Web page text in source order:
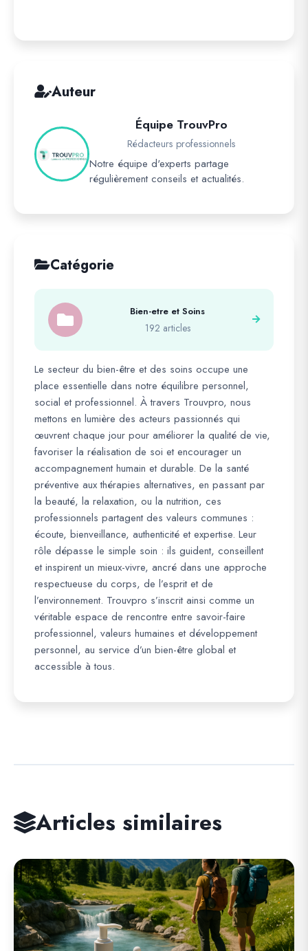
Auteur
Équipe TrouvPro
Rédacteurs professionnels
Notre équipe d'experts partage
régulièrement conseils et actualités.
Catégorie
Bien-etre et Soins
192 articles
Le secteur du bien-être et des soins occupe une
place essentielle dans notre équilibre personnel,
social et professionnel. À travers Trouvpro, nous
mettons en lumière des acteurs passionnés qui
œuvrent chaque jour pour améliorer la qualité de vie,
favoriser la réalisation de soi et encourager un
accompagnement humain et durable. De la santé
préventive aux thérapies alternatives, en passant par
la beauté, la relaxation, ou la nutrition, ces
professionnels partagent des valeurs communes :
écoute, bienveillance, authenticité et expertise. Leur
rôle dépasse le simple soin : ils guident, conseillent
et inspirent un mieux-vivre, ancré dans une approche
respectueuse du corps, de l’esprit et de
l’environnement. Trouvpro s’inscrit ainsi comme un
véritable espace de rencontre entre savoir-faire
professionnel, valeurs humaines et développement
personnel, au service d’un bien-être global et
accessible à tous.
Articles similaires